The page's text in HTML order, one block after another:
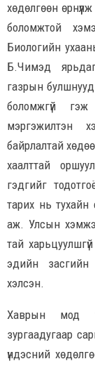
хөдөлгөөн
боломжтой
Биологийн
Б.Чимэд
газрын
боломжгүй
мэргэжилтэн
байрлалтай
хаалттай
гэдгийг
тарих нь тухайн
аж. Улсын
тай
эдийн засгийн
хэлсэн.
Хаврын мод
зургаадугаар
үндэсний